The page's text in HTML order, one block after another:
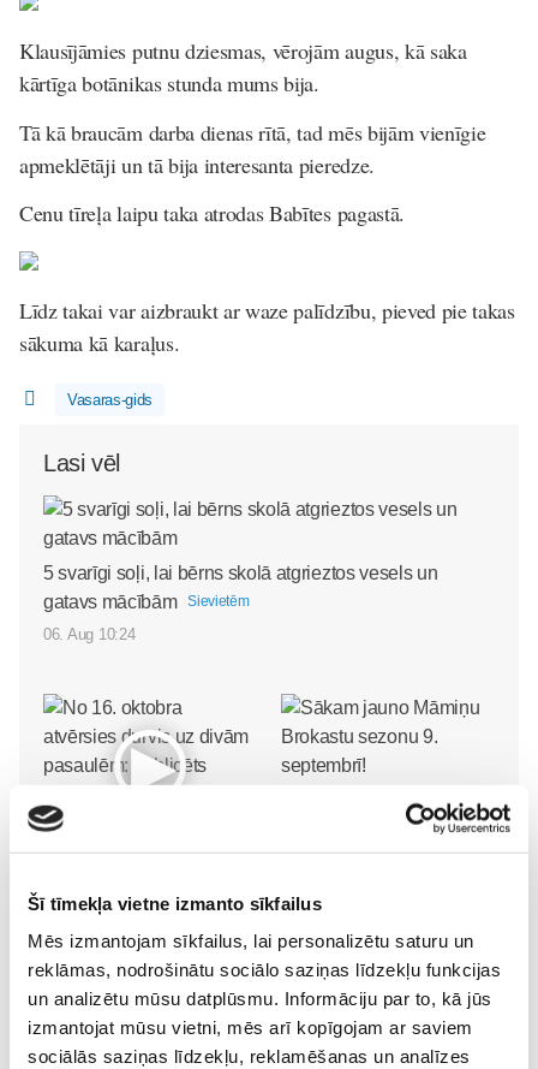
Šī tīmekļa vietne izmanto sīkfailus
Mēs izmantojam sīkfailus, lai personalizētu saturu un
reklāmas, nodrošinātu sociālo saziņas līdzekļu funkcijas
un analizētu mūsu datplūsmu. Informāciju par to, kā jūs
izmantojat mūsu vietni, mēs arī kopīgojam ar saviem
sociālās saziņas līdzekļu, reklamēšanas un analīzes
Klausījāmies putnu dziesmas, vērojām augus, kā saka
kārtīga botānikas stunda mums bija.
Tā kā braucām darba dienas rītā, tad mēs bijām vienīgie
apmeklētāji un tā bija interesanta pieredze.
Cenu tīreļa laipu taka atrodas Babītes pagastā.
Līdz takai var aizbraukt ar waze palīdzību, pieved pie takas
sākuma kā karaļus.
Vasaras-gids
Lasi vēl
5 svarīgi soļi, lai bērns skolā atgrieztos vesels un
gatavs mācībām
Sievietēm
06. Aug 10:24
No 16. oktobra atvērsies
pasaulēm: publicēts
filmas “Kristofers un divu
pasauļu atslēga” treileris
Sievietēm
05. Aug 12:00
Sākam jauno Māmiņu
Brokastu sezonu 9.
septembrī!
Sievietēm